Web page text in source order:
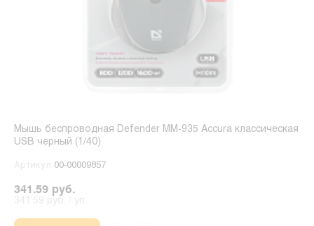
Мышь беспроводная Defender MM-935 Accura классическая
USB черный (1/40)
Артикул 00-00009857
341.59 руб.